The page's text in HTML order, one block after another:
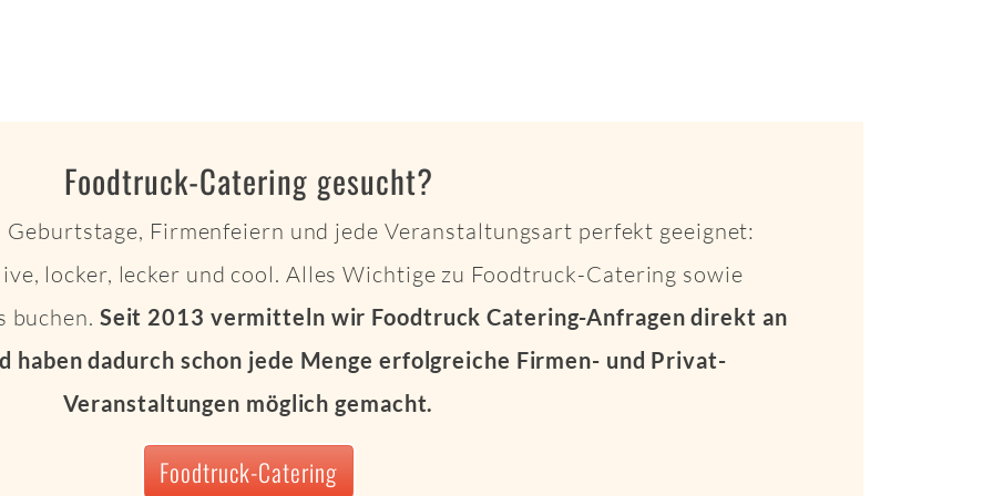
Foodtruck-Catering gesucht?
Firmenfeiern und jede Veranstaltungsart perfekt geeignet:
locker, lecker und cool. Alles Wichtige zu Foodtruck-Catering sowie
buchen. Seit 2013 vermitteln wir Foodtruck Catering-Anfragen direkt an
haben dadurch schon jede Menge erfolgreiche Firmen- und Privat-
Veranstaltungen möglich gemacht.
Foodtruck-Catering